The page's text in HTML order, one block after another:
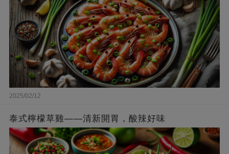
2025/02/12
泰式檸檬草雞——清新開胃，酸辣好味